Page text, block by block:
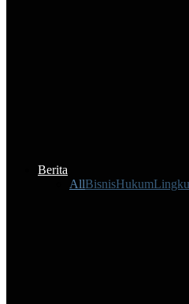
Berita
AllBisnisHukum